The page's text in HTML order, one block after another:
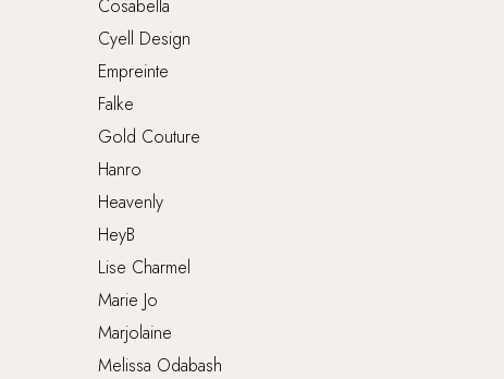
Cosabella
Cyell Design
Empreinte
Falke
Gold Couture
Hanro
Heavenly
HeyB
Lise Charmel
Marie Jo
Marjolaine
Melissa Odabash